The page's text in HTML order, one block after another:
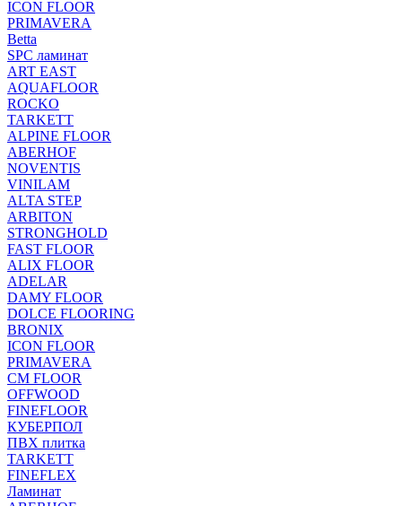
ICON FLOOR
PRIMAVERA
Betta
SPC ламинат
ART EAST
AQUAFLOOR
ROCKO
TARKETT
ALPINE FLOOR
ABERHOF
NOVENTIS
VINILAM
ALTA STEP
ARBITON
STRONGHOLD
FAST FLOOR
ALIX FLOOR
ADELAR
DAMY FLOOR
DOLCE FLOORING
BRONIX
ICON FLOOR
PRIMAVERA
CM FLOOR
OFFWOOD
FINEFLOOR
КУБЕРПОЛ
ПВХ плитка
TARKETT
FINEFLEX
Ламинат